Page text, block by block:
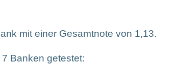
mit einer Gesamtnote von 1,13.
Banken getestet: